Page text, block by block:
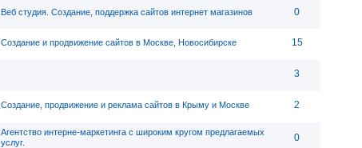
Веб студия. Создание, поддержка сайтов интернет магазинов 0
Создание и продвижение сайтов в Москве, Новосибирске 15
3
Создание, продвижение и реклама сайтов в Крыму и Москве 2
Агентство интерне-маркетинга с широким кругом предлагаемых
услуг.
0